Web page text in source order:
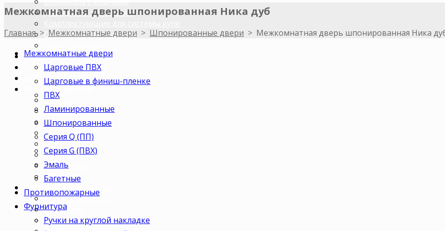
Доводчики для дверей
Ограничитель дверной
Погонажные изделия
Строительные двери
ДВЕРИ ПО ПАРАМЕТРАМ
Двери по цветам
Светлые
Темные
Бежевые
Венге
Орех
Беленый дуб
Коричневые
Серые
Двери по назначению
В ванную/туалет
Для кухни
В комнату
Межкомнатная дверь шпонированная Ника дуб
Главная> Межкомнатные двери > Шпонированные двери > Межкомнатная дверь шпонированная Ника
Межкомнатные двери
Царговые ПВХ
Царговые в финиш-пленке
ПВХ
Ламинированные
Шпонированные
Серия Q (ПП)
Серия G (ПВХ)
Эмаль
Багетные
Противопожарные
Фурнитура
Ручки на круглой накладке